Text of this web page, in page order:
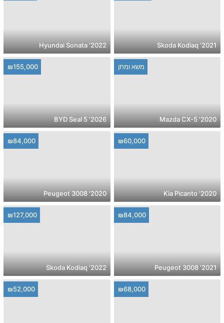
2021' Skoda Kodiaq
2022' Hyundai Sonata
משא ומתן
2020' Mazda CX-5
₪155,000
2026' BYD Seal 5
₪60,000
2020' Kia Picanto
₪84,000
2020' Peugeot 3008
₪84,000
2021' Peugeot 3008
₪127,000
2022' Skoda Kodiaq
₪68,000
₪52,000